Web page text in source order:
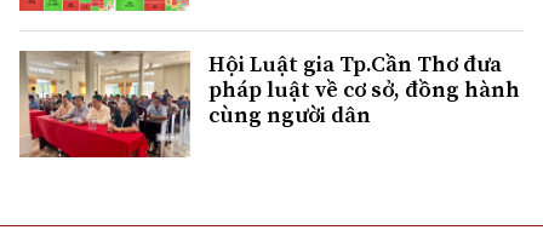
Hội Luật gia Tp.Cần Thơ đưa
pháp luật về cơ sở, đồng hành
cùng người dân